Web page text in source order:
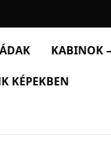
KABINOK
KÉPEKBEN